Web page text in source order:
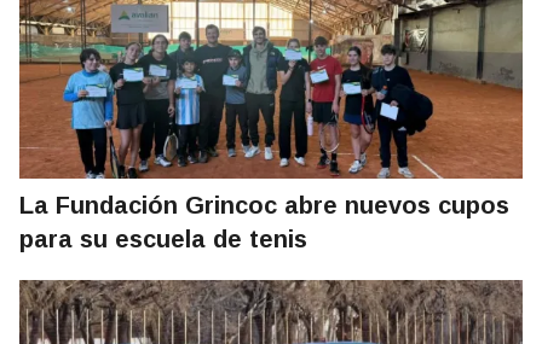
La Fundación Grincoc abre nuevos cupos
para su escuela de tenis